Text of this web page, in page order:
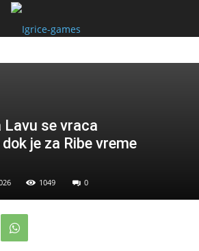
Lavu se vraca
je za Ribe vreme
1049 0